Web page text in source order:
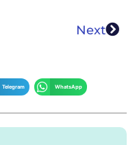
Next
Telegram WhatsApp